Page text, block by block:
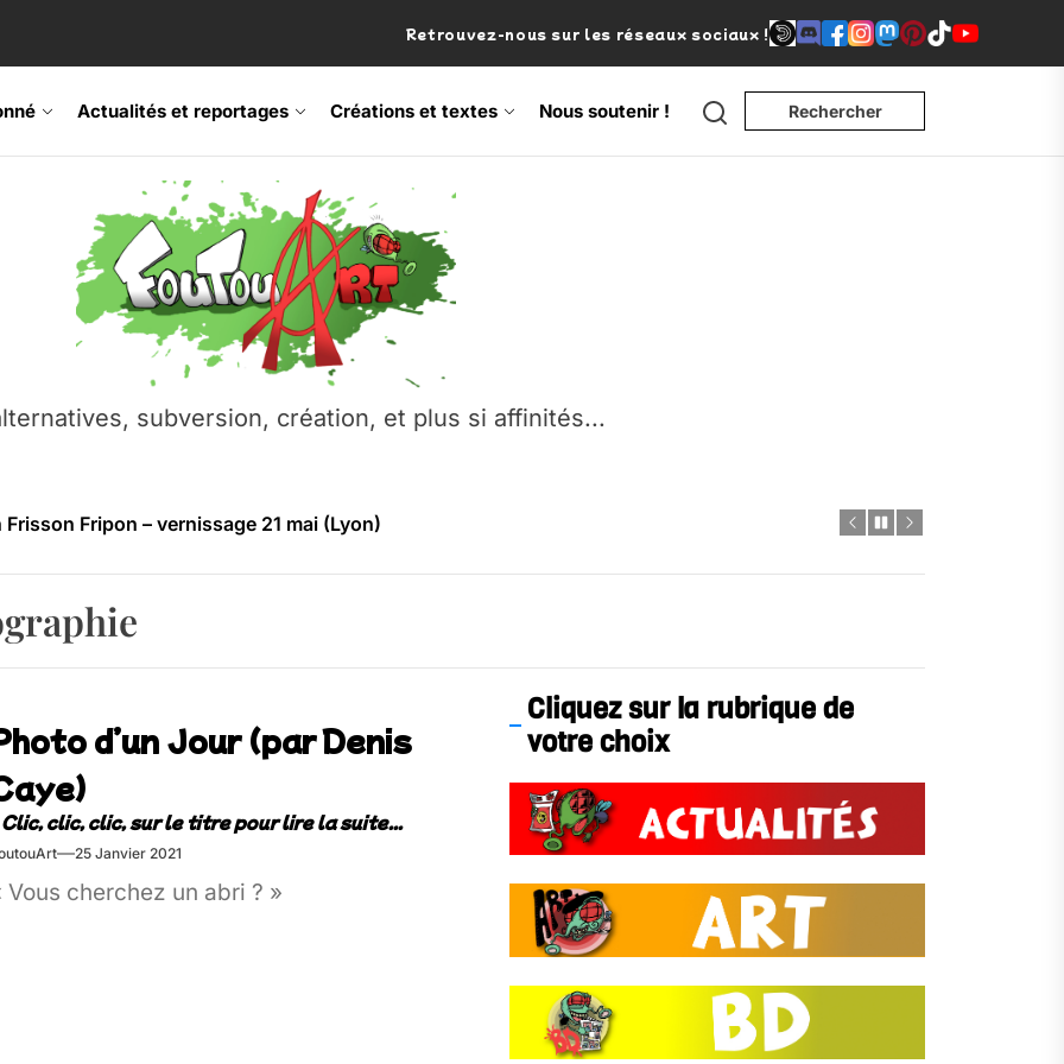
Retrouvez-nous sur les réseaux sociaux !
Actualités et reportages Créations et textes Nous soutenir ! Search Rechercher
subversion, création, et plus si affinités...
Frisson Fripon – vernissage 21 mai (Lyon)
Festival – Samedi 18 juillet (Vaulx-en-Velin)
– Ŝtono, un livre réalisé par Michaël Moretti & Pierre Lacôte
contre l’A412 à l’Établi (Haute-Savoie)
Fripon – vernissage 21 mai (Lyon)
Festival – Samedi 18 juillet (Vaulx-en-Velin)
d’un Jour (par Denis
25 Janvier 2021
Vous cherchez un abri ? »
Cliquez sur la rubrique de
votre choix